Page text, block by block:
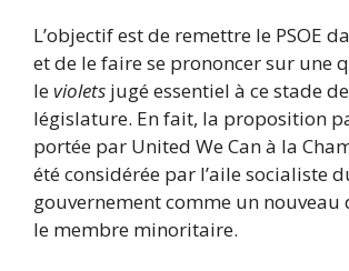
L’objectif est de remettre le PSOE
et de le faire se prononcer sur une
leviolets jugé essentiel à ce stade
législature. En fait, la proposition
portée par United We Can à la
été considérée par l’aile socialiste
gouvernement comme un nouveau
le membre minoritaire.